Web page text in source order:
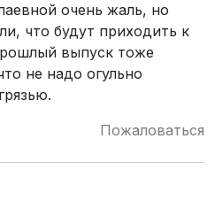
очень жаль, но
что будут приходить к
выпуск тоже
не надо огульно
Пожаловаться